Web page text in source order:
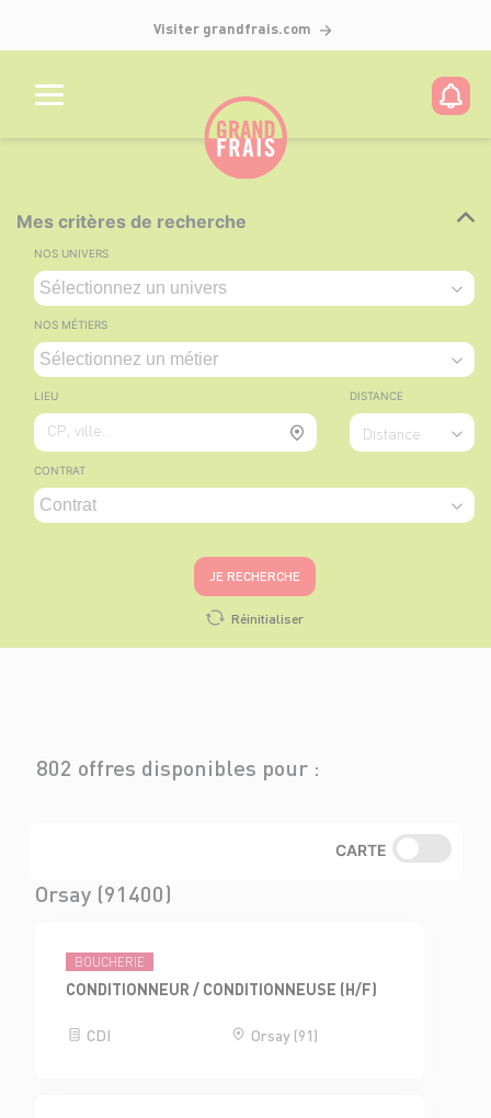
Visiter grandfrais.com
Mes critères de recherche
NOS UNIVERS
NOS MÉTIERS
LIEU
CP, ville...
DISTANCE
Distance
CONTRAT
JE RECHERCHE
Réinitialiser
802 offres disponibles pour :
CARTE
Orsay (91400)
BOUCHERIE
CONDITIONNEUR / CONDITIONNEUSE (H/F)
CDI Orsay (91)